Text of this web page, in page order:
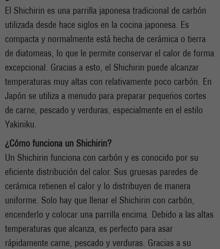
El Shichirin es una parrilla japonesa tradicional de carbón
utilizada desde hace siglos en la cocina japonesa. Es
compacta y normalmente está hecha de cerámica o tierra
de diatomeas, lo que le permite conservar el calor de forma
excepcional. Gracias a esto, el Shichirin puede alcanzar
temperaturas muy altas con relativamente poco carbón. En
Japón se utiliza a menudo para preparar pequeños cortes
de carne, pescado y verduras, especialmente en el estilo
Yakiniku.
¿Cómo funciona un Shichirin?
Un Shichirin funciona con carbón y es conocido por su
eficiente distribución del calor. Sus gruesas paredes de
cerámica retienen el calor y lo distribuyen de manera
uniforme. Solo hay que llenar el Shichirin con carbón,
encenderlo y colocar una parrilla encima. Debido a las altas
temperaturas que alcanza, es perfecto para asar
rápidamente carne, pescado y verduras. Gracias a su